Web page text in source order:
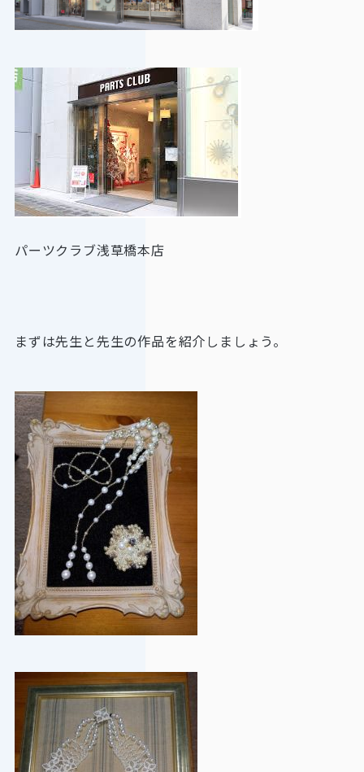
パーツクラブ浅草橋本店
まずは先生と先生の作品を紹介しましょう。